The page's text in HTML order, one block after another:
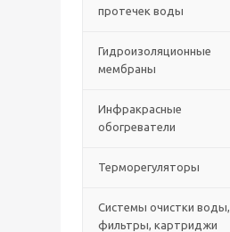
протечек воды
Гидроизоляционные
мембраны
Инфракрасные
обогреватели
Терморегуляторы
Системы очистки воды,
фильтры, картриджи